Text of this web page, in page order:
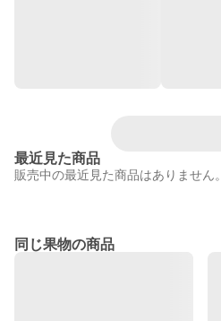
最近見た商品
販売中の最近見た商品はありません。
同じ果物の商品